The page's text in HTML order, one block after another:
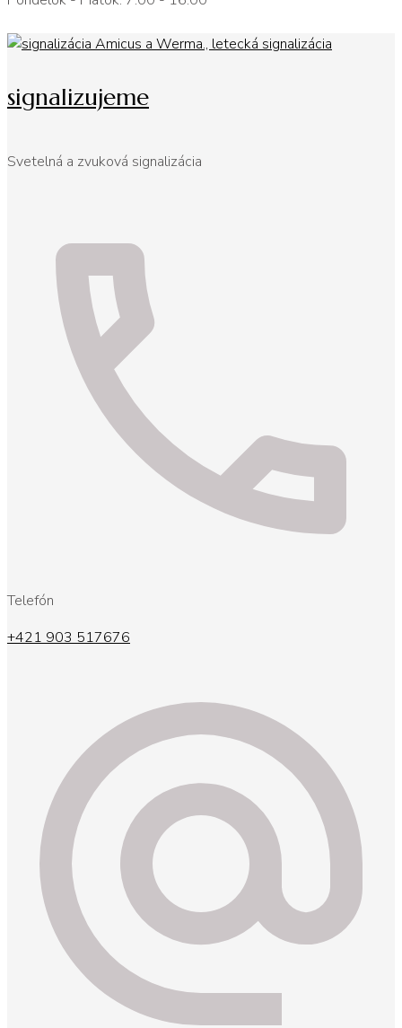
signalizujeme
Svetelná a zvuková signalizácia
Telefón
+421 903 517676